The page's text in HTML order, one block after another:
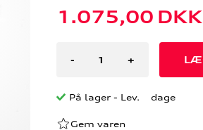
1.075,00 DKK
- +
På lager - Lev. dage
Gem varen